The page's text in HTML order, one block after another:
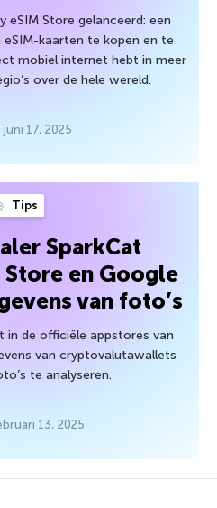
eSIM Store gelanceerd: een
kaarten te kopen en te
mobiel internet hebt in meer
over de hele wereld.
juni 17, 2025
Tips
SparkCat
en Google
van foto’s
in de officiële appstores van
van cryptovalutawallets
te analyseren.
13, 2025